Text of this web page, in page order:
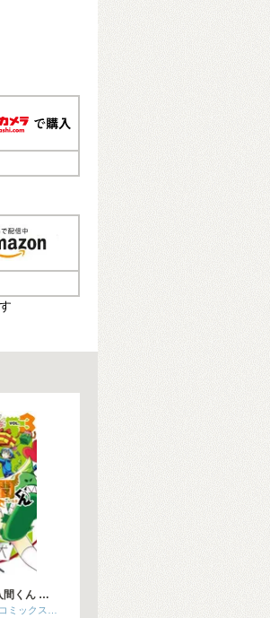
間くん …
ミックス…